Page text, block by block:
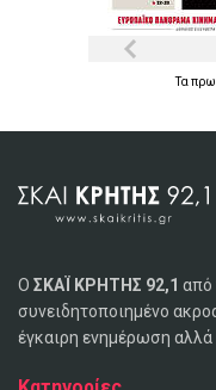
Τα
Ο ΣΚΑΪ ΚΡΗΤΗΣ 92,1 από
συνειδητοποιημένο
έγκαιρη ενημέρωση αλλά